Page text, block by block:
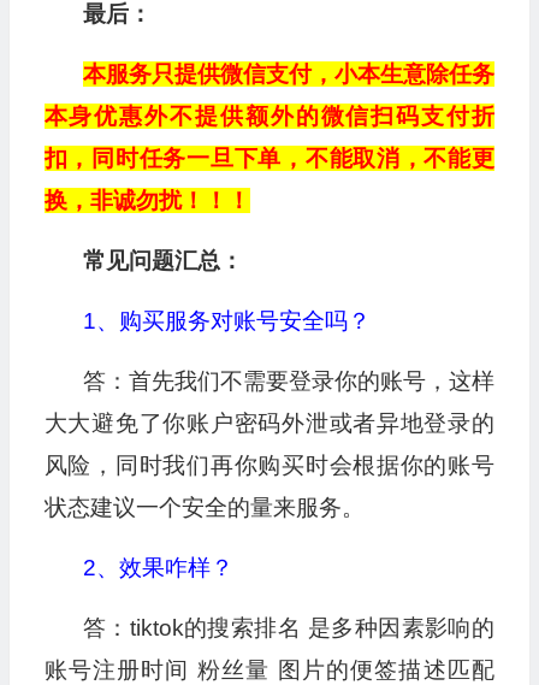
最后：
本服务只提供微信支付，小本生意除任务
本身优惠外不提供额外的微信扫码支付折
扣，同时任务一旦下单，不能取消，不能更
换，非诚勿扰！！！
常见问题汇总：
1、购买服务对账号安全吗？
答：首先我们不需要登录你的账号，这样
大大避免了你账户密码外泄或者异地登录的
风险，同时我们再你购买时会根据你的账号
状态建议一个安全的量来服务。
2、效果咋样？
答：tiktok的搜索排名 是多种因素影响的
账号注册时间 粉丝量 图片的便签描述匹配